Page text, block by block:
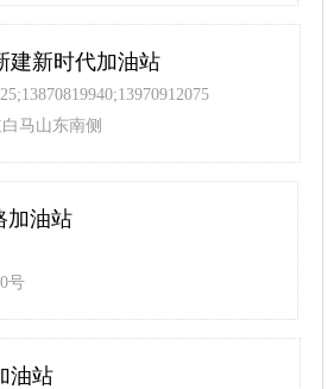
建新时代加油站
马山东南侧
加油站
号
油站